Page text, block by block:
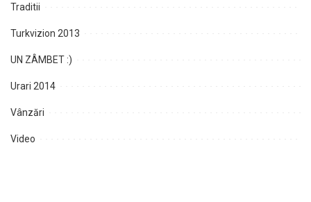
Traditii
Turkvizion 2013
UN ZÂMBET :)
Urari 2014
Vânzări
Video